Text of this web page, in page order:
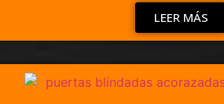
LEER MÁS